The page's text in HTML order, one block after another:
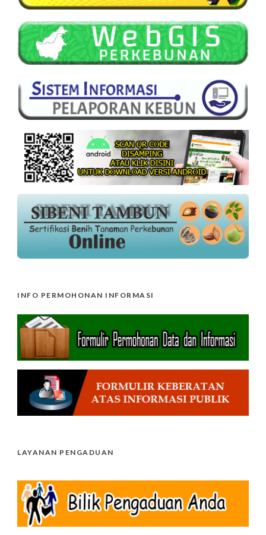
INFO PERMOHONAN INFORMASI
LAYANAN PENGADUAN